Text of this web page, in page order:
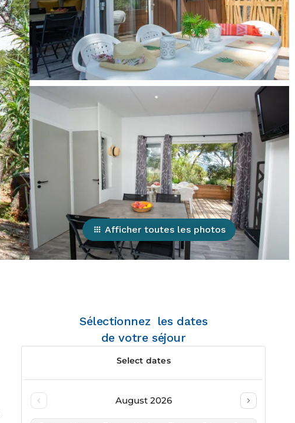
Afficher toutes les photos
Sélectionnez les dates
de votre séjour